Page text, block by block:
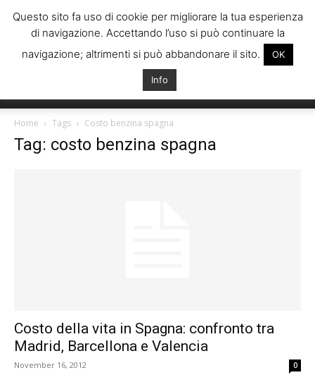
Italiani
Home Tags Costo benzina spagna
Tag: costo benzina spagna
Costo della vita in Spagna: confronto tra
Madrid, Barcellona e Valencia
November 16, 2012 0
Questo sito fa uso di cookie per migliorare la tua esperienza
di navigazione. Accettando l’uso si può continuare la
navigazione; altrimenti si può abbandonare il sito.
OK
Info